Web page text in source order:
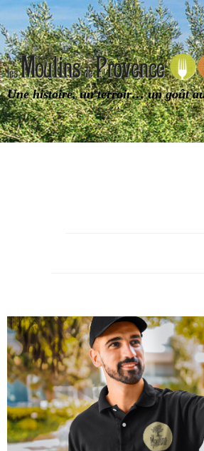
Une histoire, un terroir… un goût